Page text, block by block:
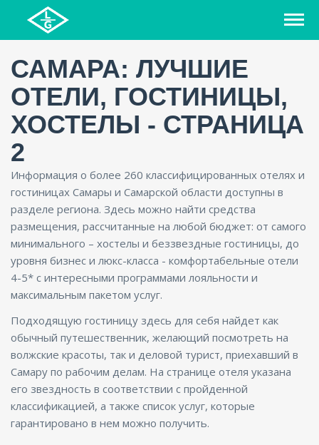
САМАРА: ЛУЧШИЕ
ОТЕЛИ, ГОСТИНИЦЫ,
ХОСТЕЛЫ - СТРАНИЦА
2
Информация о более 260 классифицированных отелях и
гостиницах Самары и Самарской области доступны в
разделе региона. Здесь можно найти средства
размещения, рассчитанные на любой бюджет: от самого
минимального – хостелы и беззвездные гостиницы, до
уровня бизнес и люкс-класса - комфортабельные отели
4-5* с интересными программами лояльности и
максимальным пакетом услуг.
Подходящую гостиницу здесь для себя найдет как
обычный путешественник, желающий посмотреть на
волжские красоты, так и деловой турист, приехавший в
Самару по рабочим делам. На странице отеля указана
его звездность в соответствии с пройденной
классификацией, а также список услуг, которые
гарантировано в нем можно получить.